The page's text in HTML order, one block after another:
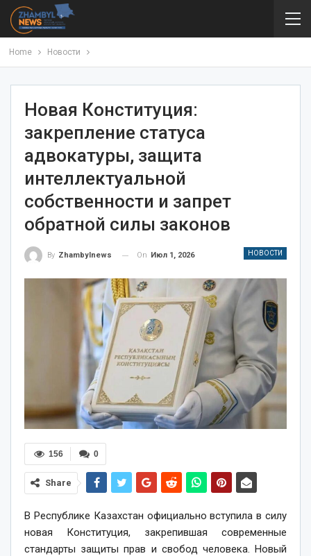
Home Новости
Новая Конституция:
закрепление статуса
адвокатуры, защита
интеллектуальной
собственности и запрет
обратной силы законов
НОВОСТИ
By Zhambylnews On Июл 1, 2026
0
156
Share
В Республике Казахстан официально вступила в силу
новая Конституция, закрепившая современные
стандарты защиты прав и свобод человека. Новый